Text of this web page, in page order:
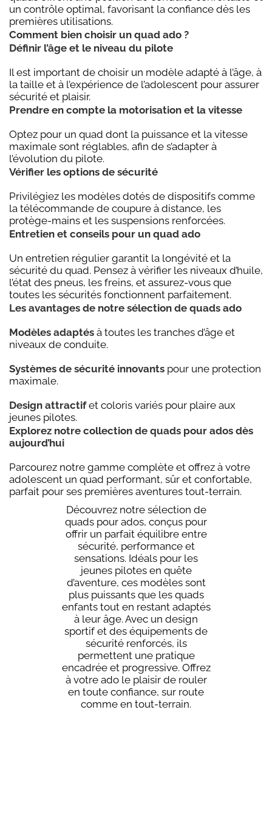
Découvrez notre sélection de
quads pour ados, conçus pour
offrir un parfait équilibre entre
sécurité, performance et
sensations. Idéals pour les
jeunes pilotes en quête
d’aventure, ces modèles sont
plus puissants que les quads
enfants tout en restant adaptés
à leur âge. Avec un design
sportif et des équipements de
sécurité renforcés, ils
permettent une pratique
encadrée et progressive. Offrez
à votre ado le plaisir de rouler
en toute confiance, sur route
comme en tout-terrain.
un contrôle optimal, favorisant la confiance dès les
premières utilisations.
Comment bien choisir un quad ado ?
Définir l’âge et le niveau du pilote
Il est important de choisir un modèle adapté à l’âge, à
la taille et à l’expérience de l’adolescent pour assurer
sécurité et plaisir.
Prendre en compte la motorisation et la vitesse
Optez pour un quad dont la puissance et la vitesse
maximale sont réglables, afin de s’adapter à
l’évolution du pilote.
Vérifier les options de sécurité
Privilégiez les modèles dotés de dispositifs comme
la télécommande de coupure à distance, les
protège-mains et les suspensions renforcées.
Entretien et conseils pour un quad ado
Un entretien régulier garantit la longévité et la
sécurité du quad. Pensez à vérifier les niveaux d’huile,
l’état des pneus, les freins, et assurez-vous que
toutes les sécurités fonctionnent parfaitement.
Les avantages de notre sélection de quads ado
Modèles adaptés à toutes les tranches d’âge et
niveaux de conduite.
Systèmes de sécurité innovants pour une protection
maximale.
Design attractifet coloris variés pour plaire aux
jeunes pilotes.
Explorez notre collection de quads pour ados dès
aujourd’hui
Parcourez notre gamme complète et offrez à votre
adolescent un quad performant, sûr et confortable,
parfait pour ses premières aventures tout-terrain.